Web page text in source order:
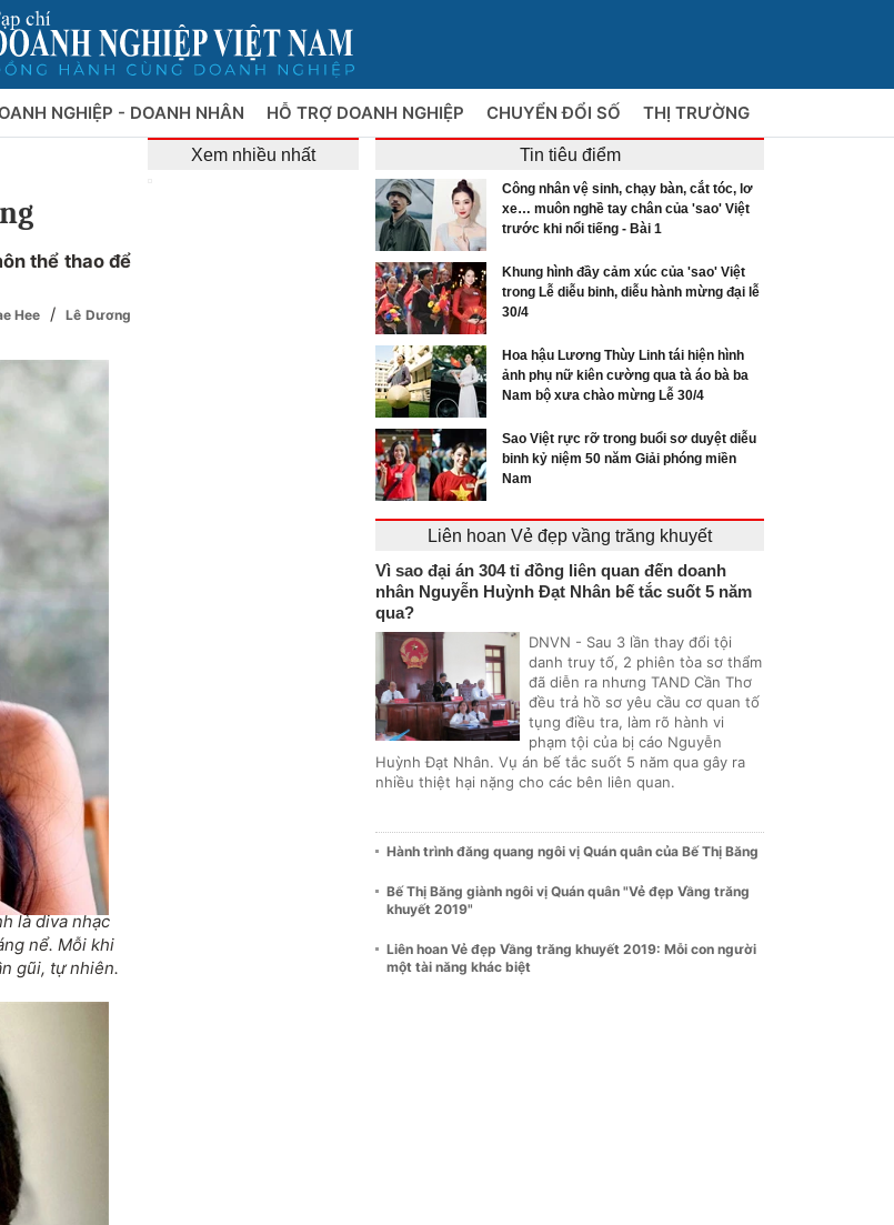
NGHIỆP - DOANH NHÂN HỖ TRỢ DOANH NGHIỆP CHUYỂN ĐỔI SỐ THỊ TRƯỜNG
thể thao để
Hee /
Lê Dương
là diva nhạc
nể. Mỗi khi
gũi, tự nhiên.
Xem nhiều nhất Tin tiêu điểm
Công nhân vệ sinh, chạy bàn, cắt tóc, lơ
xe… muôn nghề tay chân của 'sao' Việt
trước khi nổi tiếng - Bài 1
Khung hình đầy cảm xúc của 'sao' Việt
trong Lễ diễu binh, diễu hành mừng đại lễ
30/4
Hoa hậu Lương Thùy Linh tái hiện hình
ảnh phụ nữ kiên cường qua tà áo bà ba
Nam bộ xưa chào mừng Lễ 30/4
Sao Việt rực rỡ trong buổi sơ duyệt diễu
binh kỷ niệm 50 năm Giải phóng miền
Nam
Liên hoan Vẻ đẹp vầng trăng khuyết
Vì sao đại án 304 tỉ đồng liên quan đến doanh
nhân Nguyễn Huỳnh Đạt Nhân bế tắc suốt 5 năm
qua?
DNVN - Sau 3 lần thay đổi tội
danh truy tố, 2 phiên tòa sơ thẩm
đã diễn ra nhưng TAND Cần Thơ
đều trả hồ sơ yêu cầu cơ quan tố
tụng điều tra, làm rõ hành vi
phạm tội của bị cáo Nguyễn
Huỳnh Đạt Nhân. Vụ án bế tắc suốt 5 năm qua gây ra
nhiều thiệt hại nặng cho các bên liên quan.
Hành trình đăng quang ngôi vị Quán quân của Bế Thị Băng
Bế Thị Băng giành ngôi vị Quán quân "Vẻ đẹp Vầng trăng
khuyết 2019"
Liên hoan Vẻ đẹp Vầng trăng khuyết 2019: Mỗi con người
một tài năng khác biệt